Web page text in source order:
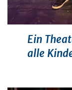
Ein
alle